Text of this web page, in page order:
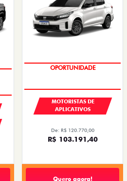
OPORTUNIDADE
MOTORISTAS DE
APLICATIVOS
De: R$ 120.770,00
R$ 103.191,40
Quero agora!